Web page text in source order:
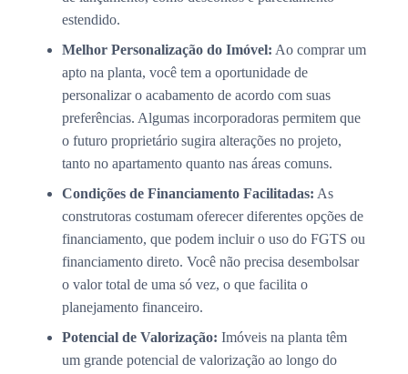
estendido.
Melhor Personalização do Imóvel: Ao comprar um
apto na planta, você tem a oportunidade de
personalizar o acabamento de acordo com suas
preferências. Algumas incorporadoras permitem que
o futuro proprietário sugira alterações no projeto,
tanto no apartamento quanto nas áreas comuns.
Condições de Financiamento Facilitadas: As
construtoras costumam oferecer diferentes opções de
financiamento, que podem incluir o uso do FGTS ou
financiamento direto. Você não precisa desembolsar
o valor total de uma só vez, o que facilita o
planejamento financeiro.
Potencial de Valorização: Imóveis na planta têm
um grande potencial de valorização ao longo do